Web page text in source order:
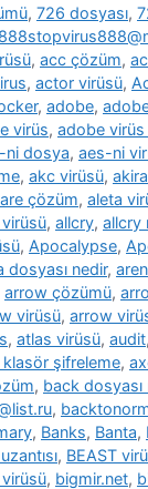
, 726 dosyası,
, acc çözüm,
, actor virüsü,
, adobe,
virüs, adobe
ni dosya, aes-ni
, akc virüsü, akira
çözüm, aleta
, allcry, allcry
, Apocalypse,
dosyası nedir,
arrow çözümü,
virüsü, arrow
, atlas virüsü, audit,
şifreleme,
, back dosyası
,
, Banks, Banta,
, BEAST
, bigmir.net,